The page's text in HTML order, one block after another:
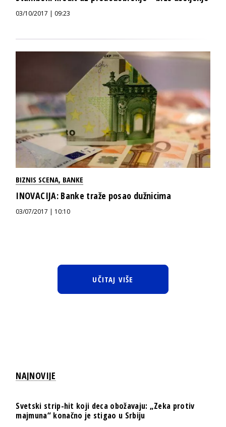
03/10/2017 | 09:23
BIZNIS SCENA, BANKE
INOVACIJA: Banke traže posao dužnicima
03/07/2017 | 10:10
UČITAJ VIŠE
NAJNOVIJE
Svetski strip-hit koji deca obožavaju: „Zeka protiv
majmuna“ konačno je stigao u Srbiju